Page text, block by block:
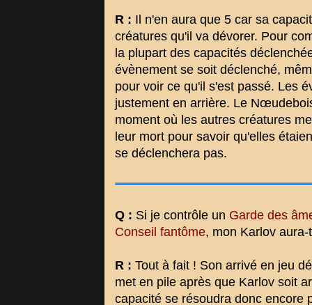
R : Il n'en aura que 5 car sa
créatures qu'il va dévorer. Pour
la plupart des capacités
évènement se soit déclenché,
pour voir ce qu'il s'est passé. Les
justement en arrière. Le
moment où les autres créatures
leur mort pour savoir qu'elles
se déclenchera pas.
Q : Si je contrôle un Garde des
Conseil fantôme, mon Karlov
R : Tout à fait ! Son arrivé en jeu
met en pile après que Karlov soit
capacité se résoudra donc encore